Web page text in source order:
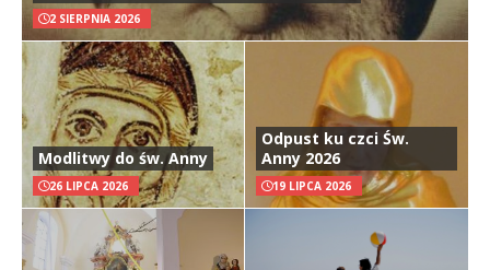
2 SIERPNIA 2026
Modlitwy do św. Anny
26 LIPCA 2026
Odpust ku czci Św.
Anny 2026
19 LIPCA 2026